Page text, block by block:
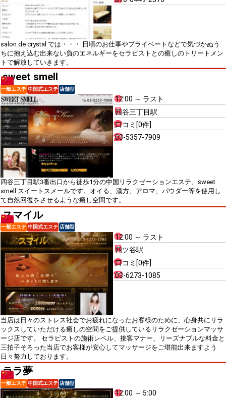
salon de crystal では・・・ 日頃のお仕事やプライベートなどで気づかぬう
ちに抱え込む出来ない負のエネルギーをセラピストとの癒しのトリートメン
トで解放していきます。
sweet smell
一般エステ 中国式エステ 店舗型
12:00 ～ ラスト
四谷三丁目駅
口コミ[0件]
03-5357-7909
四谷三丁目駅3番出口から徒歩1分の中国リラクゼーションエステ、sweet
smell スイートスメールです。オイる、漢方、アロマ、パウダー等を使用し
て自然回復をさせるような癒し空間です。
スマイル
一般エステ 中国式エステ 店舗型
12:00 ～ ラスト
四ツ谷駅
口コミ[0件]
03-6273-1085
当店は日々のストレス社会でお疲れになったお客様のために、心身共にリラ
ックスしていただける癒しの空間をご提供しているリラクゼーションマッサ
ージ店です。 セラピストの施術レベル、接客マナー、リーズナブルな料金と
三拍子そろった当店でお客様が安心してマッサージをご堪能出来ますよう
日々努力しております。
ララ夢
一般エステ 中国式エステ 店舗型
12:00 ～ 5:00